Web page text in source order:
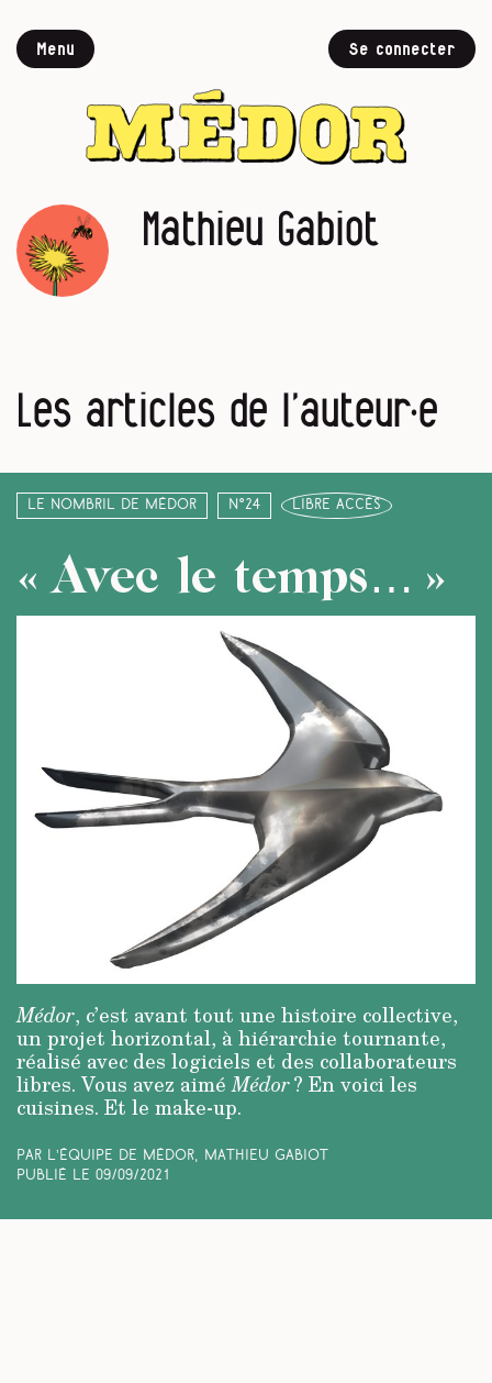
Menu Se connecter
Mathieu Gabiot
Les articles de l’auteur·e
Le nombril de Médor N°24 libre accès
« Avec le temps… »
Médor, c’est avant tout une histoire collective,
un projet horizontal, à hiérarchie tournante,
réalisé avec des logiciels et des collaborateurs
libres. Vous avez aiméMédor? En voici les
cuisines. Et le make-up.
Par L’équipe de Médor, Mathieu Gabiot
Publié le 09/09/2021